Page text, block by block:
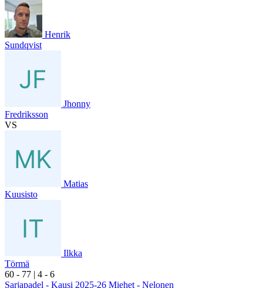
Henrik
Sundqvist
Jhonny
Fredriksson
VS
Matias
Kuusisto
Ilkka
Törmä
60 - 77 | 4 - 6
Sarjapadel - Kausi 2025-26 Miehet - Nelonen